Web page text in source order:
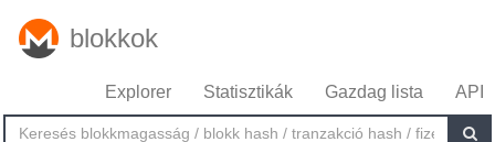
blokkok
Explorer Statisztikák Gazdag lista API